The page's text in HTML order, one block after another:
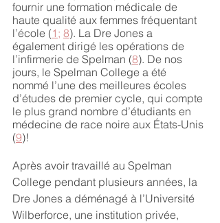
fournir une formation médicale de
haute qualité aux femmes fréquentant
l’école (1 ; 8). La Dre Jones a
également dirigé les opérations de
l’infirmerie de Spelman (8). De nos
jours, le Spelman College a été
nommé l’une des meilleures écoles
d’études de premier cycle, qui compte
le plus grand nombre d’étudiants en
médecine de race noire aux États-Unis
(9)!
Après avoir travaillé au Spelman
College pendant plusieurs années, la
Dre Jones a déménagé à l’Université
Wilberforce, une institution privée,